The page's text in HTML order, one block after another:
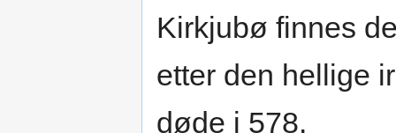
Kirkjubø finnes
etter den hellige
døde i 578.